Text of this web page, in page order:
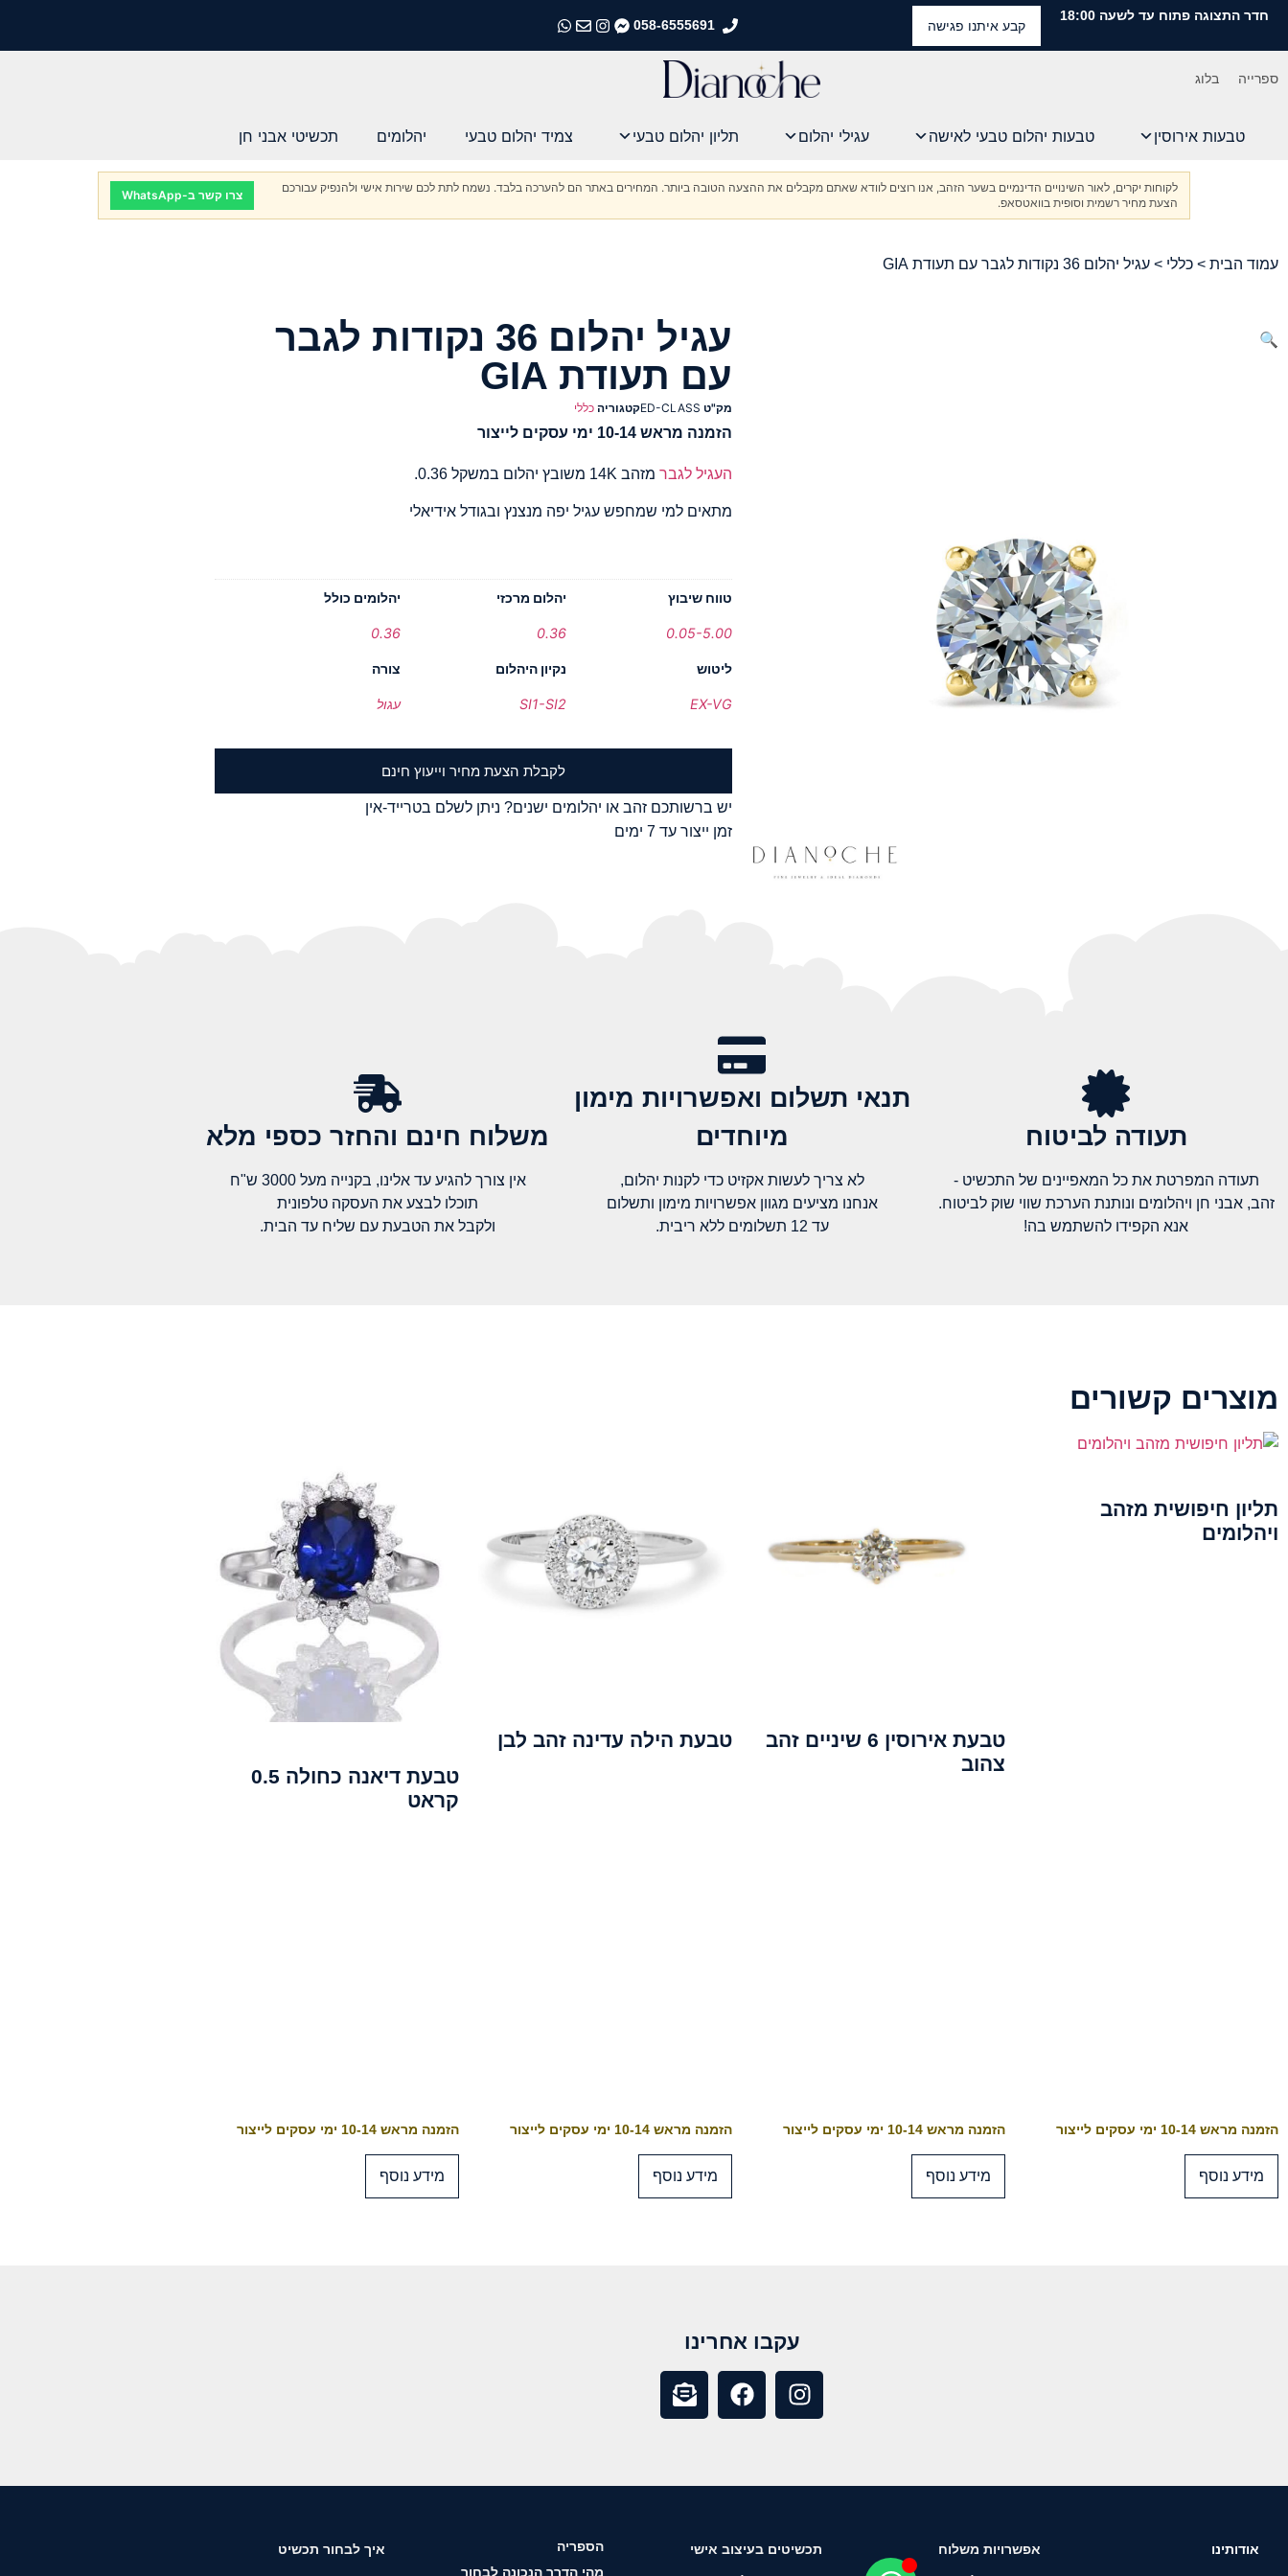
חדר התצוגה פתוח עד לשעה 18:00
קבע איתנו פגישה 058-6555691
התקשרו אלינו
התקשרו אלינו
התקשרו אלינו
התקשרו אלינו
ספרייה בלוג
טבעות אירוסין טבעות יהלום טבעי לאישה עגילי יהלום תליון יהלום טבעי צמיד יהלום טבעי יהלומים תכשיטי אבני חן
לקוחות יקרים, לאור השינויים הדינמיים בשער הזהב, אנו רוצים לוודא שאתם מקבלים את ההצעה הטובה ביותר. המחירים באתר הם להערכה בלבד. נשמח לתת לכם שירות אישי ולהנפיק עבורכם
הצעת מחיר רשמית וסופית בוואטסאפ.
צרו קשר ב-WhatsApp
עמוד הבית > כללי > עגיל יהלום 36 נקודות לגבר עם תעודת GIA
🔍
עגיל יהלום 36 נקודות לגבר
עם תעודת GIA
מק"ט ED-CLASSקטגוריה כללי
הזמנה מראש 10-14 ימי עסקים לייצור
העגיל לגבר מזהב 14K משובץ יהלום במשקל 0.36.
מתאים למי שמחפש עגיל יפה מנצנץ ובגודל אידיאלי
טווח שיבוץ
0.05-5.00
יהלום מרכזי
0.36
יהלומים כולל
0.36
ליטוש
EX-VG
נקיון היהלום
SI1-SI2
צורה
עגול
לקבלת הצעת מחיר וייעוץ חינם
יש ברשותכם זהב או יהלומים ישנים? ניתן לשלם בטרייד-אין
זמן ייצור עד 7 ימים
תעודה לביטוח
תעודה המפרטת את כל המאפיינים של התכשיט -
זהב, אבני חן ויהלומים ונותנת הערכת שווי שוק לביטוח.
אנא הקפידו להשתמש בה!
תנאי תשלום ואפשרויות מימון
מיוחדים
לא צריך לעשות אקזיט כדי לקנות יהלום,
אנחנו מציעים מגוון אפשרויות מימון ותשלום
עד 12 תשלומים ללא ריבית.
משלוח חינם והחזר כספי מלא​
אין צורך להגיע עד אלינו, בקנייה מעל 3000 ש"ח
תוכלו לבצע את העסקה טלפונית
ולקבל את הטבעת עם שליח עד הבית.
מוצרים קשורים
תליון חיפושית מזהב
ויהלומים
הזמנה מראש 10-14 ימי עסקים לייצור
מידע נוסף
טבעת אירוסין 6 שיניים זהב
צהוב
הזמנה מראש 10-14 ימי עסקים לייצור
מידע נוסף
טבעת הילה עדינה זהב לבן
הזמנה מראש 10-14 ימי עסקים לייצור
מידע נוסף
טבעת דיאנה כחולה 0.5
קראט
הזמנה מראש 10-14 ימי עסקים לייצור
מידע נוסף
עקבו אחרינו
אודותינו אפשרויות משלוח תכשיטים בעיצוב אישי
הספריה
מהי הדרך הנכונה לבחור
איך לבחור תכשיט